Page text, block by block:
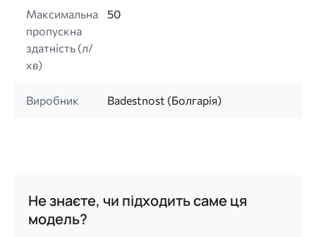
Максимальна
пропускна
здатність (л/
хв)
50
Виробник Badestnost (Болгарія)
Не знаєте, чи підходить саме ця
модель?